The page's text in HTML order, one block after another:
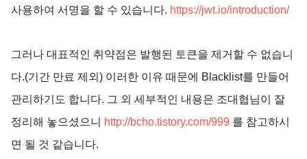
사용하여 서명을 할 수 있습니다. https://jwt.io/introduction/
그러나 대표적인 취약점은 발행된 토큰을 제거할 수 없습니
다.(기간 만료 제외 ) 이러한 이유 때문에
Blacklist를 만들어
관리하기도 합니다. 그 외 세부적인 내용은 조대협님이 잘
정리해 놓으셨으니
http://bcho.tistory.com/999 를 참고하시
면 될 것 같습니다.